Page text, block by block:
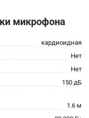
микрофона
кардиоидная
Нет
Нет
150 дБ
1.6 м